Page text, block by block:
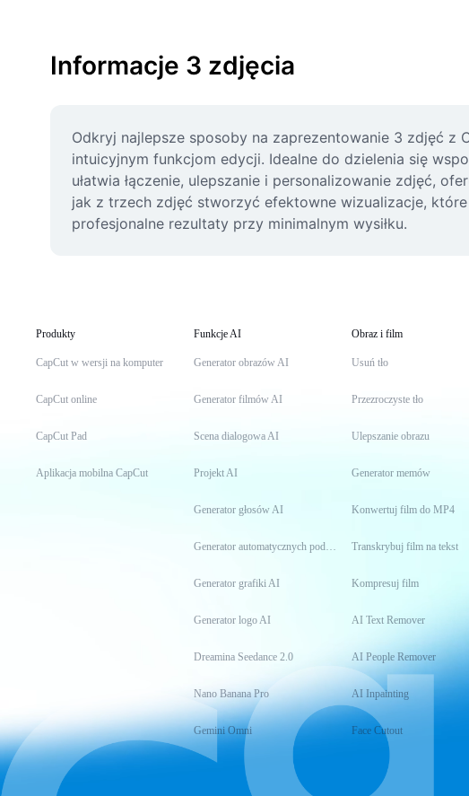
Informacje 3 zdjęcia
Odkryj najlepsze sposoby na zaprezentowanie 3 zdjęć
intuicyjnym funkcjom edycji. Idealne do dzielenia się
ułatwia łączenie, ulepszanie i personalizowanie zdjęć,
jak z trzech zdjęć stworzyć efektowne wizualizacje,
profesjonalne rezultaty przy minimalnym wysiłku.
Produkty
CapCut w wersji na komputer
CapCut online
CapCut Pad
Aplikacja mobilna CapCut
Funkcje AI
Generator obrazów AI
Generator filmów AI
Scena dialogowa AI
Projekt AI
Generator głosów AI
Generator automatycznych podpisów
Generator grafiki AI
Generator logo AI
Dreamina Seedance 2.0
Nano Banana Pro
Gemini Omni
Obraz i film
Usuń tło
Przezroczyste tło
Ulepszanie obrazu
Generator memów
Konwertuj film do MP4
Transkrybuj film na tekst
Kompresuj film
AI Text Remover
AI People Remover
AI Inpainting
Face Cutout